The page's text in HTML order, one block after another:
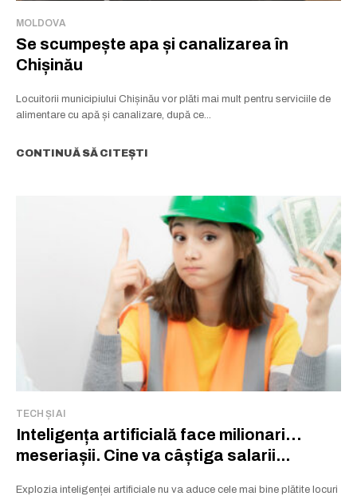
MOLDOVA
Se scumpește apa și canalizarea în
Chișinău
Locuitorii municipiului Chișinău vor plăti mai mult pentru serviciile de
alimentare cu apă și canalizare, după ce...
CONTINUĂ SĂ CITEȘTI
TECH ȘI AI
Inteligența artificială face milionari…
meseriașii. Cine va câștiga salarii...
Explozia inteligenței artificiale nu va aduce cele mai bine plătite locuri